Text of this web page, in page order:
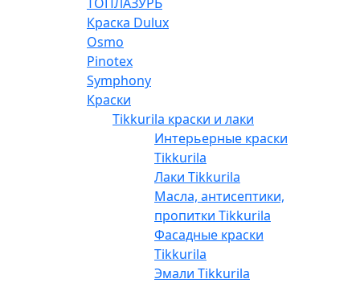
Краска Dulux
Osmo
Pinotex
Symphony
Краски
Tikkurila краски и лаки
Интерьерные краски
Tikkurila
Лаки Tikkurila
Масла, антисептики,
пропитки Tikkurila
Фасадные краски
Tikkurila
Эмали Tikkurila